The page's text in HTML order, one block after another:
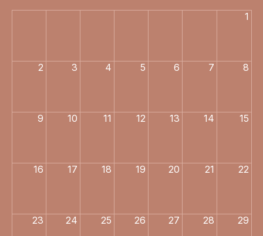
1
2 3 4 5 6 7 8
9 10 11 12 13 14 15
16 17 18 19 20 21 22
23 24 25 26 27 28 29